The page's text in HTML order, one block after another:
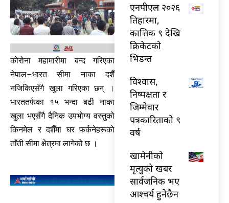
कोरोना महामारीमा बन्द गरिएका
नेपाल–भारत सीमा नाका दशैँ
नजिकिएसँगै खुला गरिएका छन् ।
भारततर्फका १५ भन्दा बढी नाका
खुला भएसँगै दैनिक उपभोग्य वस्तुको
किनमेल र दशैँमा घर फर्कनेहरूको
ताँती सीमा क्षेत्रमा लागेको छ ।
एनपीएल २०२६
तिहारमा,
कात्तिक ९ देखि
क्रिकेटको
भिडन्त
विश्वास,
निष्पक्षता र
जिम्मेवार
पत्रकारिताको ९
वर्ष
खामेनीको
मृत्युको खबर
सार्वजनिक भए
आश्चर्य हुनेछैन